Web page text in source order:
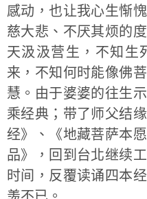
感动，也让我心生惭
慈大悲、不厌其烦的
天汲汲营生，不知生
来，不知何时能像佛
慧。由于婆婆的往生
乘经典；带了师父结
经》、《地藏菩萨本
品》，回到台北继续
时间，反覆读诵四本